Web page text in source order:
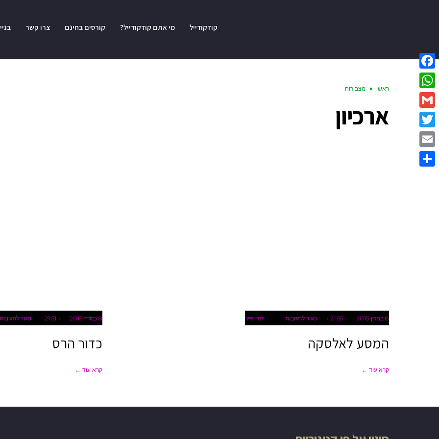
קודקודייל מי אתם קודקודייל? קורסים בחינם צרו קשר
ראשי ♦ מצב רוח
ארכיון
8 במרץ 2015 21:55 סגור לתגובות וינר יאיר
המסע לאלסקה
קרא עוד ←
8 במרץ 2015 21:51 סגור לתגובות
כדור הרס
קרא עוד ←
Facebook
WhatsApp
Gmail
Twitter
Email